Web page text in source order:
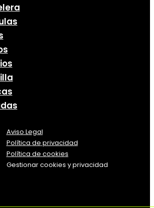
Aviso Legal
Política de privacidad
Política de cookies
Gestionar cookies y privacidad